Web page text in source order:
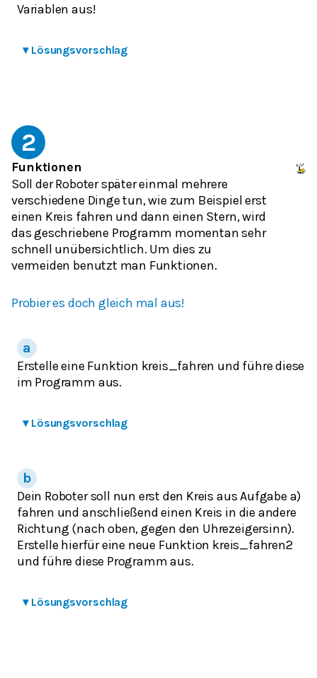
Variablen aus!
▾ Lösungsvorschlag
2
Funktionen
Soll der Roboter später einmal mehrere
verschiedene Dinge tun, wie zum Beispiel erst
einen Kreis fahren und dann einen Stern, wird
das geschriebene Programm momentan sehr
schnell unübersichtlich. Um dies zu
vermeiden benutzt man Funktionen.
Probier es doch gleich mal aus!
Erstelle eine Funktion kreis_fahren und führe diese
im Programm aus.
▾ Lösungsvorschlag
Dein Roboter soll nun erst den Kreis aus Aufgabe a)
fahren und anschließend einen Kreis in die andere
Richtung (nach oben, gegen den Uhrezeigersinn).
Erstelle hierfür eine neue Funktion kreis_fahren2
und führe diese Programm aus.
▾ Lösungsvorschlag